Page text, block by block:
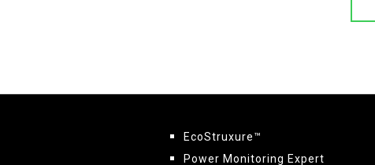
EcoStruxure™
Power Monitoring Expert